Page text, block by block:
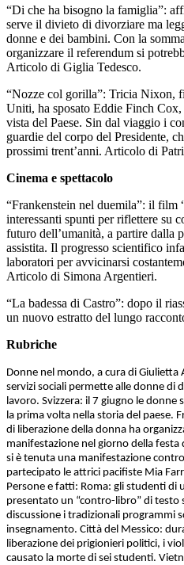
“Di che ha bisogno la famiglia”:
serve il divieto di divorziare ma
donne e dei bambini. Con la
organizzare il referendum si
Articolo di Giglia Tedesco.
“Nozze col gorilla”: Tricia Nixon,
Uniti, ha sposato Eddie Finch
vista del Paese. Sin dal viaggio i
guardie del corpo del Presidente,
prossimi trent’anni. Articolo di
Cinema e spettacolo
“Frankenstein nel duemila”: il film
interessanti spunti per riflettere su
futuro dell’umanità, a partire dalla
assistita. Il progresso scientifico
laboratori per avvicinarsi
Articolo di Simona Argentieri.
“La badessa di Castro”: dopo il
un nuovo estratto del lungo
Rubriche
Donne nel mondo, a cura di Giulietta
servizi sociali permette alle donne di
lavoro. Svizzera: il 7 giugno le donne
la prima volta nella storia del paese.
di liberazione della donna ha
manifestazione nel giorno della
si è tenuta una manifestazione
partecipato le attrici pacifiste Mia
Persone e fatti: Roma: gli studenti di
presentato un “contro-libro” di
discussione i tradizionali programmi
insegnamento. Città del Messico:
liberazione dei prigionieri politici, i
causato la morte di sei studenti.